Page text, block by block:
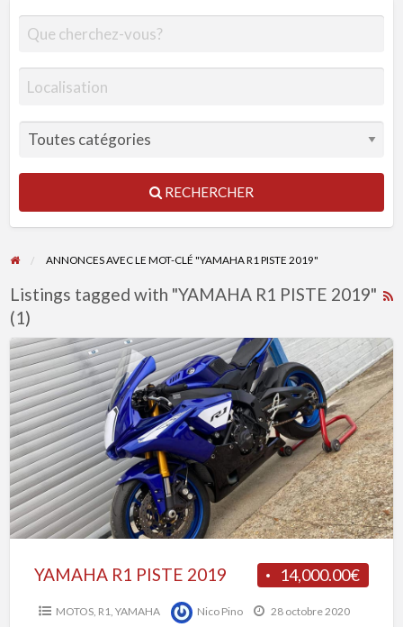
RECHERCHER
ANNONCES AVEC LE MOT-CLÉ "YAMAHA R1 PISTE 2019"
Listings tagged with "YAMAHA R1 PISTE 2019"
(1)
YAMAHA
R1
PISTE
2019
14,000.00€
YAMAHA R1 PISTE 2019
MOTOS, R1, YAMAHA Nico Pino 28 octobre 2020